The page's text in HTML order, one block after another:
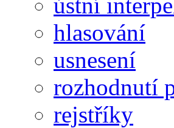
hlasování
usnesení
rozhodnutí
rejstříky